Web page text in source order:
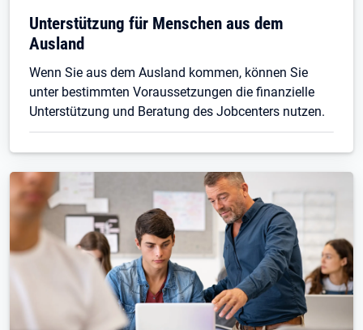
Unterstützung für Menschen aus dem
Ausland
Wenn Sie aus dem Ausland kommen, können Sie
unter bestimmten Voraussetzungen die finanzielle
Unterstützung und Beratung des Jobcenters nutzen.